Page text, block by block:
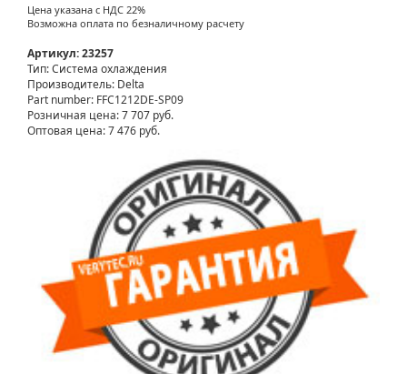
Цена указана с НДС 22%
Возможна оплата по безналичному расчету
Артикул: 23257
Тип: Система охлаждения
Производитель: Delta
Part number: FFC1212DE-SP09
Розничная цена:7 707 руб.
Оптовая цена: 7 476 руб.